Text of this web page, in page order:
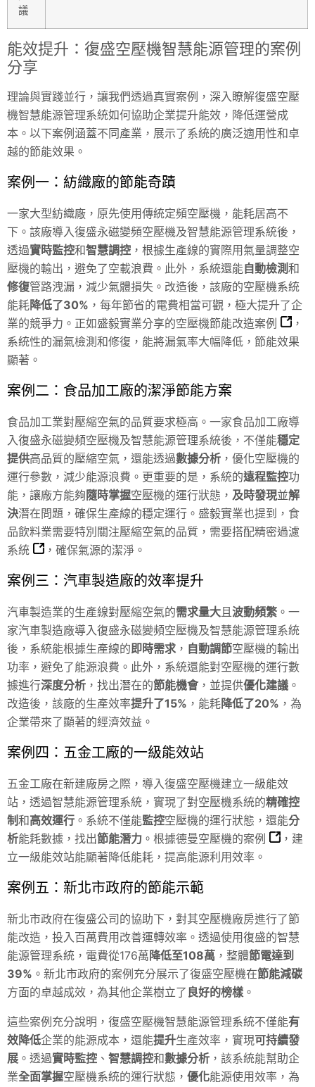
議
能效提升：復盛空壓機智慧能源管理的案例
分享
理論與實踐並行，讓我們透過真實案例，深入瞭解復盛空壓
機智慧能源管理系統如何協助企業提升能效，降低運營成
本。以下案例涵蓋不同產業，展示了系統的廣泛適用性和卓
越的節能效果。
案例一：紡織廠的節能奇蹟
一家大型紡織廠，原先使用傳統定頻空壓機，能耗居高不
下。該廠導入復盛永磁變頻空壓機及智慧能源管理系統後，
透過實時監控和智慧調控 ，根據生產線的實際用氣量調整空
壓機的輸出，避免了空載浪費。此外，系統還能自動檢測和
修復管路洩漏，減少氣體損失。改造後，該廠的空壓機系統
能耗降低了30% ，每年節省的電費相當可觀，極大提升了企
業的競爭力。正如盛毅實業分享的空壓機節能改造案例
，
系統性的漏氣檢測和修復，能將漏氣率大幅降低，節能效果
顯著。
案例二：食品加工廠的潔淨節能方案
食品加工業對壓縮空氣的品質要求極高。一家食品加工廠導
入復盛永磁變頻空壓機及智慧能源管理系統後，不僅能穩定
提供高品質的壓縮空氣，還能透過數據分析 ，優化空壓機的
運行參數，減少能源浪費。更重要的是，系統的遠程監控功
能，讓廠方能夠 隨時掌握空壓機的運行狀態， 及時發現並解
決潛在問題，確保生產線的穩定運行。盛毅實業也提到，食
品飲料業需要特別關注壓縮空氣的品質， 需要搭配精密過濾
系統
，確保氣源的潔淨。
案例三：汽車製造廠的效率提升
汽車製造業的生產線對壓縮空氣的需求量大且波動頻繁 。一
家汽車製造廠導入復盛永磁變頻空壓機及智慧能源管理系統
後，系統能根據生產線的即時需求 ， 自動調節空壓機的輸出
功率，避免了能源浪費。此外，系統還能對空壓機的運行數
據進行深度分析 ，找出潛在的節能機會，並提供優化建議 。
改造後，該廠的生產效率提升了15% ，能耗降低了20% ，為
企業帶來了顯著的經濟效益。
案例四：五金工廠的一級能效站
五金工廠在新建廠房之際，導入復盛空壓機建立一級能效
站，透過智慧能源管理系統，實現了對空壓機系統的精確控
制和高效運行 。系統不僅能監控空壓機的運行狀態，還能分
析能耗數據，找出節能潛力 。根據德曼空壓機的案例
，建
立一級能效站能顯著降低能耗，提高能源利用效率。
案例五：新北市政府的節能示範
新北市政府在復盛公司的協助下，對其空壓機廠房進行了節
能改造，投入百萬費用改善運轉效率。透過使用復盛的智慧
能源管理系統，電費從176萬 降低至108萬 ，整體節電達到
39% 。新北市政府的案例充分展示了復盛空壓機在節能減碳
方面的卓越成效，為其他企業樹立了 良好的榜樣 。
這些案例充分說明，復盛空壓機智慧能源管理系統不僅能有
效降低企業的能源成本，還能提升生產效率，實現可持續發
展 。透過實時監控 、 智慧調控和數據分析 ，該系統能幫助企
業全面掌握空壓機系統的運行狀態， 優化能源使用效率，為